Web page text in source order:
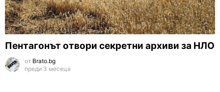
Пентагонът отвори секретни архиви за НЛО
от Brato.bg
преди 3 месеца